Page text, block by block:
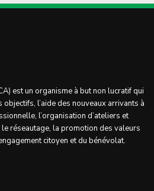
est un organisme à but non lucratif qui
l’aide des nouveaux arrivants à
l’organisation d’ateliers et
réseautage, la promotion des valeurs
citoyen et du bénévolat.